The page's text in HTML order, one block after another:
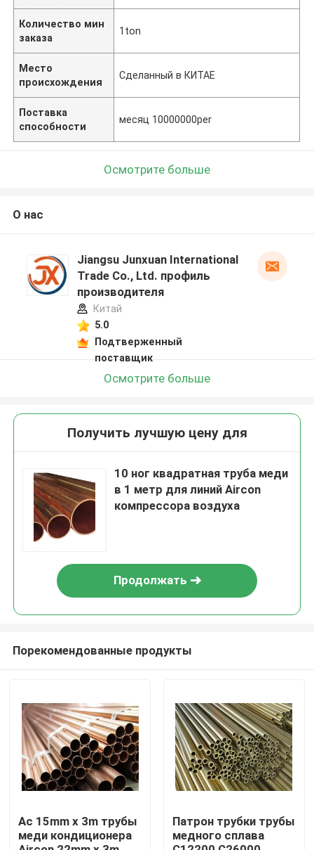
Количество мин
заказа
1ton
Место
происхождения
Сделанный в КИТАЕ
Поставка
способности
месяц 10000000per
Осмотрите больше
О нас
Jiangsu Junxuan International
Trade Co., Ltd. профиль
производителя
Китай
5.0
Подтверженный
поставщик
Осмотрите больше
Получить лучшую цену для
10 ног квадратная труба меди
в 1 метр для линий Aircon
компрессора воздуха
Продолжать
Порекомендованные продукты
Ac 15mm x 3m трубы
меди кондиционера
Патрон трубки трубы
медного сплава